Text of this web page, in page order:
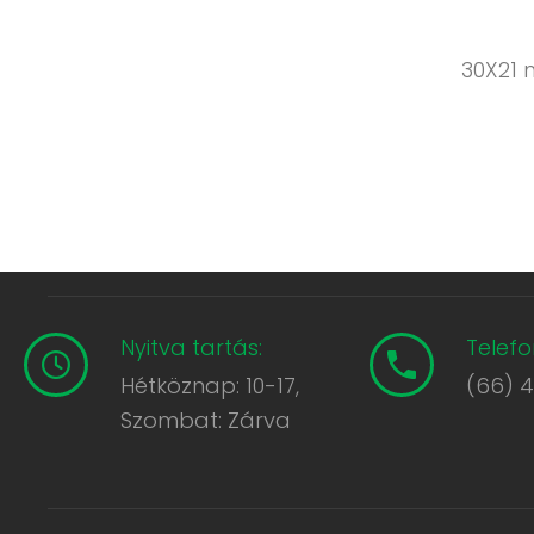
Nyitva tartás:
Hétköznap: 10-17,
Szombat: Zárva
(66)